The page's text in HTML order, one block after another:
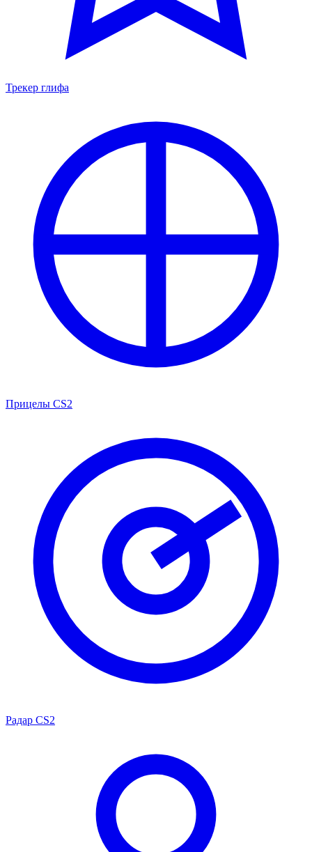
Трекер глифа
Прицелы CS2
Радар CS2